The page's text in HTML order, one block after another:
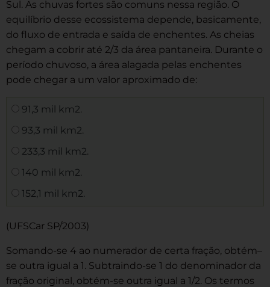
Sul. As chuvas fortes são comuns nessa região. O
equilíbrio desse ecossistema depende, basicamente,
do fluxo de entrada e saída de enchentes. As cheias
chegam a cobrir até 2/3 da área pantaneira. Durante o
período chuvoso, a área alagada pelas enchentes
pode chegar a um valor aproximado de:
91,3 mil km2.
93,3 mil km2.
233,3 mil km2.
140 mil km2.
152,1 mil km2.
(UFSCar SP/2003)
Somando-se 4 ao numerador de certa fração, obtém–
se outra igual a 1. Subtraindo-se 1 do denominador da
fração original, obtém-se outra igual a 1/2. Os termos